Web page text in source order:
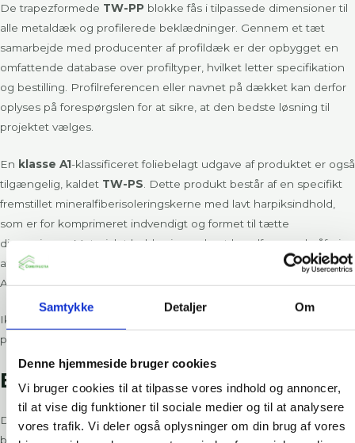
Samtykke Detaljer Om
Denne hjemmeside bruger cookies
Vi bruger cookies til at tilpasse vores indhold og annoncer,
til at vise dig funktioner til sociale medier og til at analysere
vores trafik. Vi deler også oplysninger om din brug af vores
De trapezformede TW-PP blokke fås i tilpassede dimensioner til
alle metaldæk og profilerede beklædninger. Gennem et tæt
samarbejde med producenter af profildæk er der opbygget en
omfattende database over profiltyper, hvilket letter specifikation
og bestilling. Profilreferencen eller navnet på dækket kan derfor
oplyses på forespørgslen for at sikre, at den bedste løsning til
projektet vælges.
En klasse A1-klassificeret foliebelagt udgave af produktet er også
tilgængelig, kaldet TW-PS . Dette produkt består af en specifikt
fremstillet mineralfiberisoleringskerne med lavt harpiksindhold,
som er for komprimeret indvendigt og formet til tætte
dimensioner. Materialet holdes i en robust lamelform ved påføring
af forstærket folie på de udsatte overflader for at give et klasse
A1-produkt.
Ikke-standardbredder er også tilgængelige efter forespørgsel på
projektbasis. Kontakt vores tekniske team for rådgivning.
Brand ydeevne
Designet og fremstillingen af TW er baseret på dokumenteret
brandydeevne i henhold til BS 476: Part 20: 1987.TW-PP